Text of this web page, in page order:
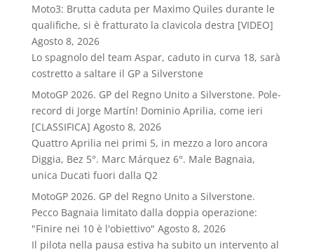
Moto3: Brutta caduta per Maximo Quiles durante le
qualifiche, si è fratturato la clavicola destra [VIDEO]
Agosto 8, 2026
Lo spagnolo del team Aspar, caduto in curva 18, sarà
costretto a saltare il GP a Silverstone
MotoGP 2026. GP del Regno Unito a Silverstone. Pole-
record di Jorge Martín! Dominio Aprilia, come ieri
[CLASSIFICA] Agosto 8, 2026
Quattro Aprilia nei primi 5, in mezzo a loro ancora
Diggia, Bez 5°. Marc Márquez 6°. Male Bagnaia,
unica Ducati fuori dalla Q2
MotoGP 2026. GP del Regno Unito a Silverstone.
Pecco Bagnaia limitato dalla doppia operazione:
"Finire nei 10 è l'obiettivo" Agosto 8, 2026
Il pilota nella pausa estiva ha subito un intervento al